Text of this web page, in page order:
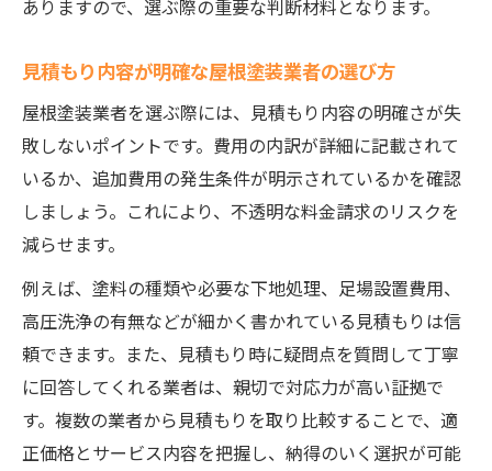
ありますので、選ぶ際の重要な判断材料となります。
見積もり内容が明確な屋根塗装業者の選び方
屋根塗装業者を選ぶ際には、見積もり内容の明確さが失
敗しないポイントです。費用の内訳が詳細に記載されて
いるか、追加費用の発生条件が明示されているかを確認
しましょう。これにより、不透明な料金請求のリスクを
減らせます。
例えば、塗料の種類や必要な下地処理、足場設置費用、
高圧洗浄の有無などが細かく書かれている見積もりは信
頼できます。また、見積もり時に疑問点を質問して丁寧
に回答してくれる業者は、親切で対応力が高い証拠で
す。複数の業者から見積もりを取り比較することで、適
正価格とサービス内容を把握し、納得のいく選択が可能